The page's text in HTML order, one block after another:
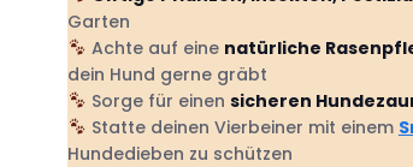
Garten
Achte auf eine natürliche
dein Hund gerne gräbt
Sorge für einen sicheren
Statte deinen Vierbeiner mit einem
Hundedieben zu schützen